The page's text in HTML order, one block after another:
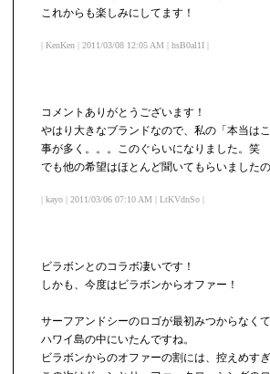
これからも楽しみにしてます！
| KenKen | 2011/03/08 12:05 AM | hsB0al1I |
コメントありがとうございます！
やはり大きなブランドなので、私の「本当は
事が多く。。。このぐらいになりました。笑
でも他の希望はほとんど聞いてもらいました
| kayo | 2011/03/06 07:10 AM | LtKVdnSo |
ビラボンとのコラボ凄いです！
しかも、今度はビラボンからオファー！
サーフアンドシーのロゴが最初みつからなく
ハワイ島の中にいたんですね。
ビラボンからのオファーの割には、控えめす